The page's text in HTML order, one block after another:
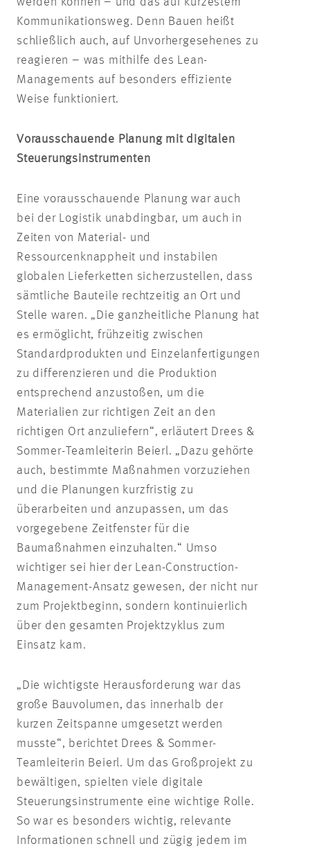
Kommunikationsweg. Denn Bauen heißt
schließlich auch, auf Unvorhergesehenes zu
reagieren – was mithilfe des Lean-
Managements auf besonders effiziente
Weise funktioniert.
Vorausschauende Planung mit digitalen
Steuerungsinstrumenten
Eine vorausschauende Planung war auch
bei der Logistik unabdingbar, um auch in
Zeiten von Material- und
Ressourcenknappheit und instabilen
globalen Lieferketten sicherzustellen, dass
sämtliche Bauteile rechtzeitig an Ort und
Stelle waren. „Die ganzheitliche Planung hat
es ermöglicht, frühzeitig zwischen
Standardprodukten und Einzelanfertigungen
zu differenzieren und die Produktion
entsprechend anzustoßen, um die
Materialien zur richtigen Zeit an den
richtigen Ort anzuliefern“, erläutert Drees &
Sommer-Teamleiterin Beierl. „Dazu gehörte
auch, bestimmte Maßnahmen vorzuziehen
und die Planungen kurzfristig zu
überarbeiten und anzupassen, um das
vorgegebene Zeitfenster für die
Baumaßnahmen einzuhalten.“ Umso
wichtiger sei hier der Lean-Construction-
Management-Ansatz gewesen, der nicht nur
zum Projektbeginn, sondern kontinuierlich
über den gesamten Projektzyklus zum
Einsatz kam.
„Die wichtigste Herausforderung war das
große Bauvolumen, das innerhalb der
kurzen Zeitspanne umgesetzt werden
musste“, berichtet Drees & Sommer-
Teamleiterin Beierl. Um das Großprojekt zu
bewältigen, spielten viele digitale
Steuerungsinstrumente eine wichtige Rolle.
So war es besonders wichtig, relevante
Informationen schnell und zügig jedem im